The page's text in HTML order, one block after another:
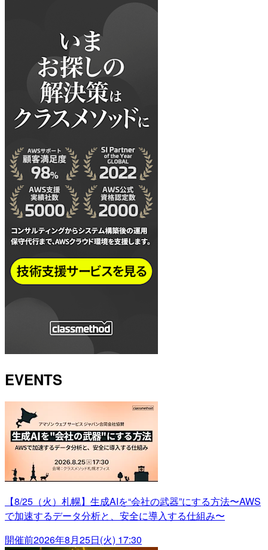
EVENTS
【8/25（火）札幌】生成AIを“会社の武器”にする方法〜AWS
で加速するデータ分析と、安全に導入する仕組み〜
開催前2026年8月25日(火) 17:30